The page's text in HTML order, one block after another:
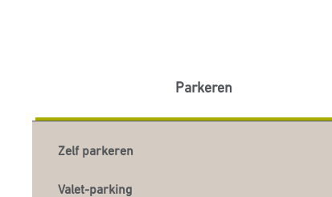
Parkeren
Zelf parkeren
Valet-parking